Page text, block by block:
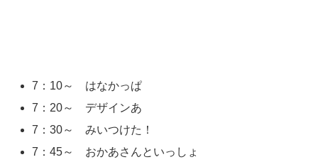
7：10～ はなかっぱ
7：20～ デザインあ
7：30～ みいつけた！
7：45～ おかあさんといっしょ